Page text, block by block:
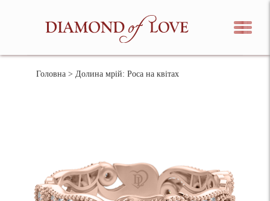
Головна > Долина мрій: Роса на квітах